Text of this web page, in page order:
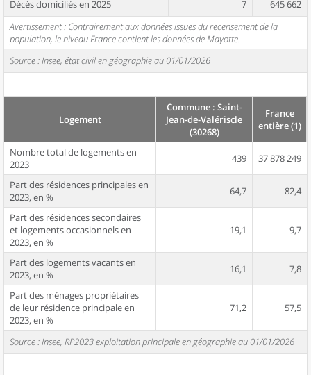
Décès domiciliés en 2025
7
645 662
Avertissement : Contrairement aux données issues du recensement de la
population, le niveau France contient les données de Mayotte.
Source : Insee, état civil en géographie au 01/01/2026
Logement
Commune : Saint-
Jean-de-Valériscle
(30268)
France
entière (1)
Nombre total de logements en
2023
439 37 878 249
Part des résidences principales en
2023, en %
64,7 82,4
Part des résidences secondaires
et logements occasionnels en
2023, en %
19,1 9,7
Part des logements vacants en
2023, en %
16,1 7,8
Part des ménages propriétaires
de leur résidence principale en
2023, en %
71,2 57,5
Source : Insee, RP2023 exploitation principale en géographie au 01/01/2026